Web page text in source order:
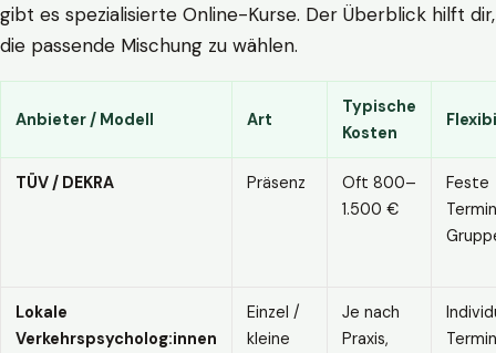
gibt es spezialisierte Online-Kurse. Der Überblick hilft dir,
die passende Mischung zu wählen.
Anbieter / Modell Art
Typische
Kosten
TÜV / DEKRA Präsenz
Oft 800–
1.500 €
Feste
Lokale
Verkehrspsycholog:innen
Einzel /
kleine
Je nach
Praxis,